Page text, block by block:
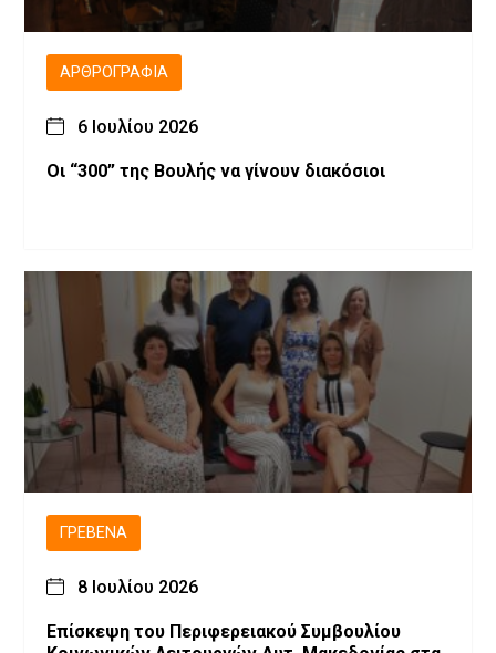
ΑΡΘΡΟΓΡΑΦΊΑ
6 Ιουλίου 2026
Οι “300” της Βουλής να γίνουν διακόσιοι
ΓΡΕΒΕΝΆ
8 Ιουλίου 2026
Επίσκεψη του Περιφερειακού Συμβουλίου